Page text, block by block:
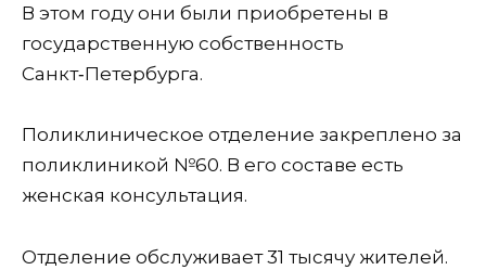
В этом году они были приобретены в
государственную собственность
Санкт‑Петербурга.
Поликлиническое отделение закреплено за
поликлиникой №60. В его составе есть
женская консультация.
Отделение обслуживает 31 тысячу жителей.